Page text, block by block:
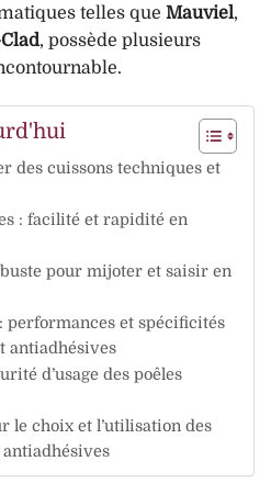
telles que Mauviel,
, possède plusieurs
des cuissons techniques et
: facilité et rapidité en
pour mijoter et saisir en
performances et spécificités
antiadhésives
d’usage des poêles
le choix et l’utilisation des
antiadhésives